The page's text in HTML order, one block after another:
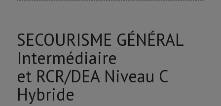
SECOURISME GÉNÉRAL
Intermédiaire
et RCR/DEA Niveau C
Hybride